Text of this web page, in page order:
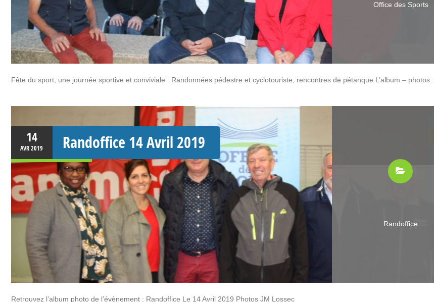
Office des Sports
Fête du sport, une journée sportive et conviviale : Randonnées pédestre et cyclotouriste, rencontres de pétanque L’album – photos :
14
AVR2019 Randoffice 14 Avril 2019
Randoffice
Retrouvez l’album photo de l’évènement : Randoffice Le 14 Avril 2019 Photos JM Lossec